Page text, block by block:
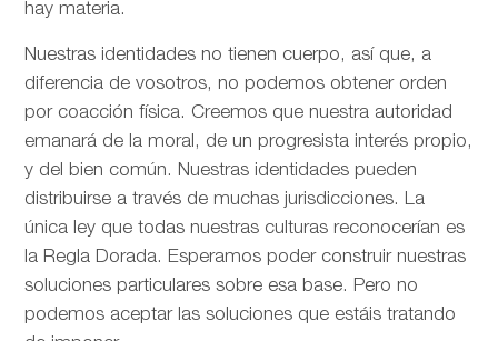
hay materia.
Nuestras identidades no tienen cuerpo, así que, a
diferencia de vosotros, no podemos obtener orden
por coacción física. Creemos que nuestra autoridad
emanará de la moral, de un progresista interés propio,
y del bien común. Nuestras identidades pueden
distribuirse a través de muchas jurisdicciones. La
única ley que todas nuestras culturas reconocerían es
la Regla Dorada. Esperamos poder construir nuestras
soluciones particulares sobre esa base. Pero no
podemos aceptar las soluciones que estáis tratando